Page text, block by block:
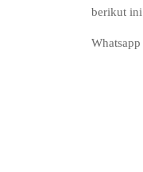
berikut
Whatsapp